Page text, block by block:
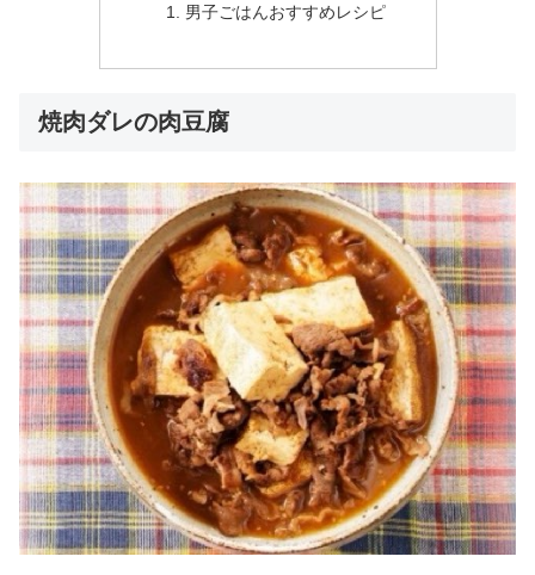
男子ごはんおすすめレシピ
焼肉ダレの肉豆腐